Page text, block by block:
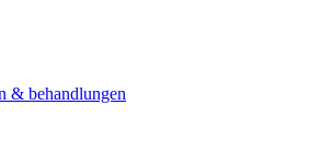
& behandlungen